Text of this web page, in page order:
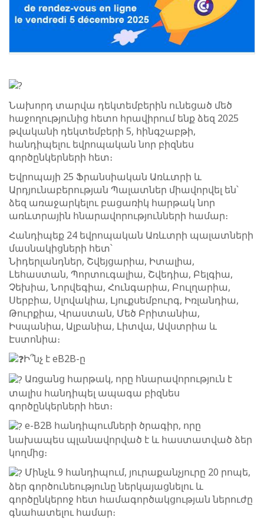
Նախորդ տարվա դեկտեմբերին ունեցած մեծ
հաջողությունից հետո հրավիրում ենք ձեզ 2025
թվականի դեկտեմբերի 5, հինգշաբթի,
հանդիպելու եվրոպական նոր բիզնես
գործընկերների հետ։
Եվրոպայի 25 Ֆրանսիական Առևտրի և
Արդյունաբերության Պալատներ միավորվել են՝
ձեզ առաջարկելու բացառիկ հարթակ նոր
առևտրային հնարավորությունների համար։
Հանդիպեք 24 եվրոպական Առևտրի պալատների
մասնակիցների հետ՝
Նիդերլանդներ, Շվեյցարիա, Իտալիա,
Լեհաստան, Պորտուգալիա, Շվեդիա, Բելգիա,
Չեխիա, Նորվեգիա, Հունգարիա, Բուլղարիա,
Սերբիա, Սլովակիա, Լյուքսեմբուրգ, Իռլանդիա,
Թուրքիա, Վրաստան, Մեծ Բրիտանիա,
Իսպանիա, Ալբանիա, Լիտվա, Ավստրիա և
Էստոնիա։
Ի՞նչ է eB2B-ը
Առցանց հարթակ, որը հնարավորություն է
տալիս հանդիպել ապագա բիզնես
գործընկերների հետ։
e-B2B հանդիպումների ծրագիր, որը
նախապես պլանավորված է և հաստատված ձեր
կողմից։
Մինչև 9 հանդիպում, յուրաքանչյուրը 20 րոպե,
ձեր գործունեությունը ներկայացնելու և
գործընկերոջ հետ համագործակցության ներուժը
գնահատելու համար։